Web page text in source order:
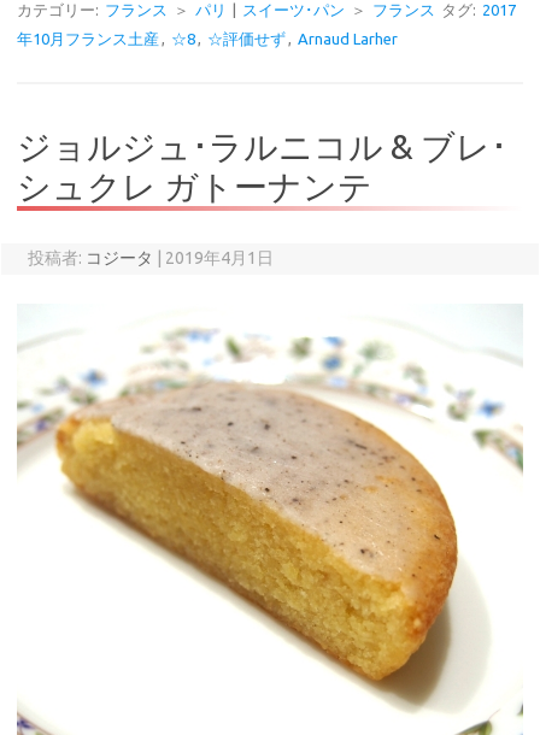
カテゴリー: フランス ＞ パリ スイーツ･パン ＞ フランス タグ: 2017
年10月フランス土産, ☆8, ☆評価せず, Arnaud Larher
ジョルジュ･ラルニコル & ブレ･
シュクレ ガトーナンテ
投稿者: コジータ 2019年4月1日